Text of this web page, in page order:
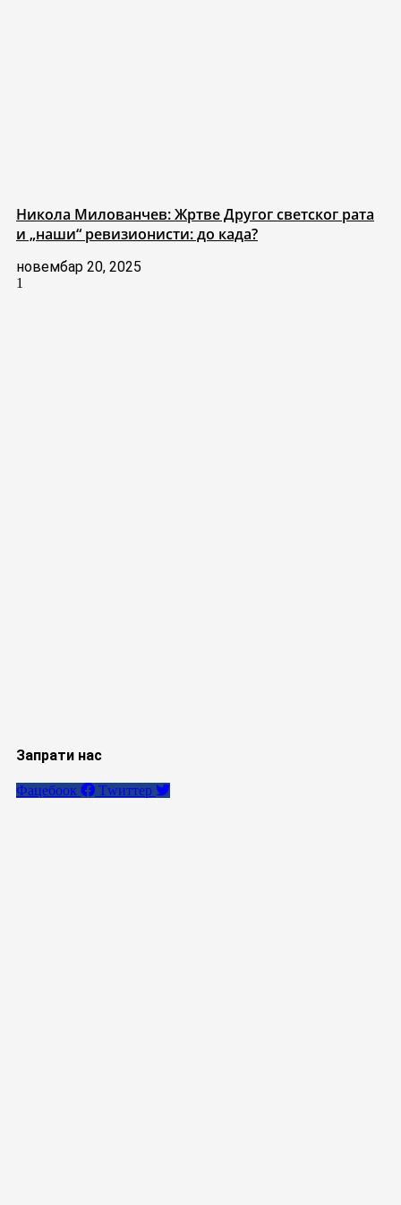
Никола Милованчев: Жртве Другог светског рата
и „наши“ ревизионисти: до када?
новембар 20, 2025
Запрати нас
Фацебоок Тwиттер